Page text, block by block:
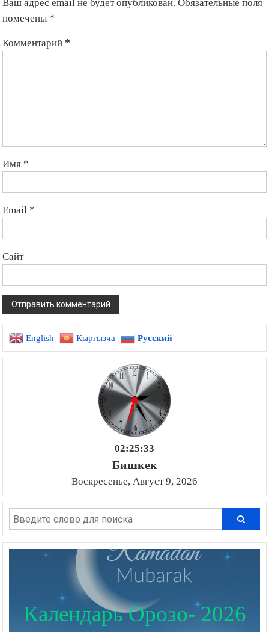
помечены *
Комментарий *
Имя *
Email *
Сайт
English Кыргызча Русский
02:25:34
Бишкек
Воскресенье, Август 9, 2026
Календарь Орозо- 2026